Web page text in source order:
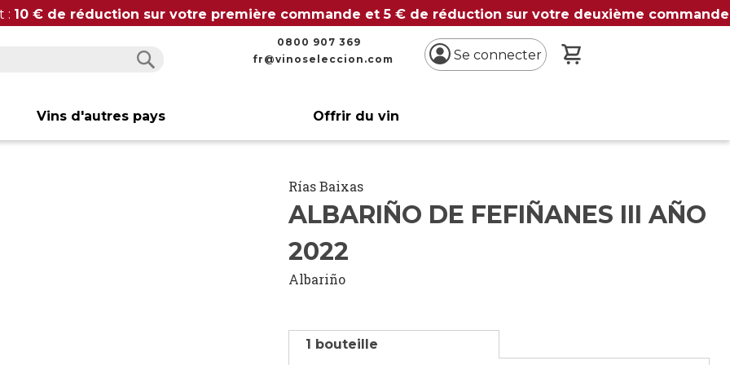
: 10 € de réduction sur votre première commande et 5 € de réduction sur votre deuxième commande
0800 907 369
fr@vinoseleccion.com
Se connecter
Vins d'autres pays Offrir du vin
Rías Baixas
ALBARIÑO DE FEFIÑANES III AÑO
2022
Albariño
1 bouteille